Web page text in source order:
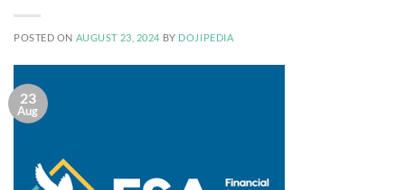
POSTED ON AUGUST 23, 2024 BY DOJIPEDIA
23
Aug